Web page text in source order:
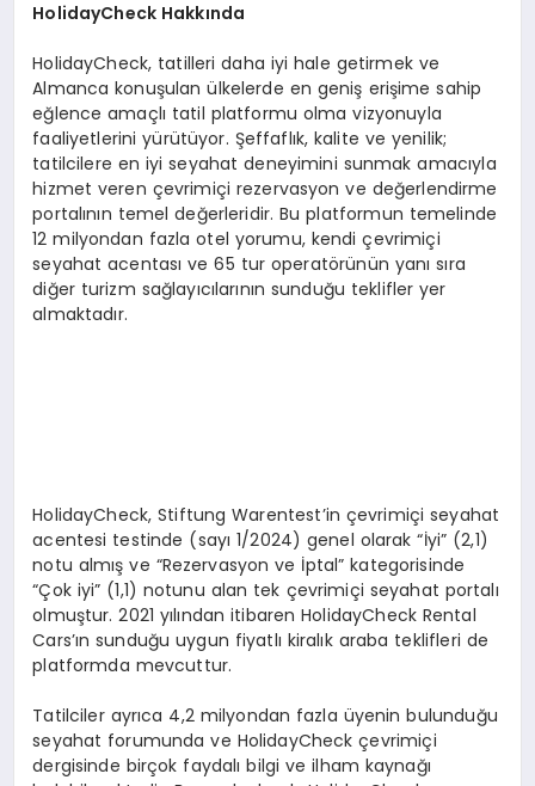
HolidayCheck Hakkında
HolidayCheck, tatilleri daha iyi hale getirmek ve
Almanca konuşulan ülkelerde en geniş erişime sahip
eğlence amaçlı tatil platformu olma vizyonuyla
faaliyetlerini yürütüyor. Şeffaflık, kalite ve yenilik;
tatilcilere en iyi seyahat deneyimini sunmak amacıyla
hizmet veren çevrimiçi rezervasyon ve değerlendirme
portalının temel değerleridir. Bu platformun temelinde
12 milyondan fazla otel yorumu, kendi çevrimiçi
seyahat acentası ve 65 tur operatörünün yanı sıra
diğer turizm sağlayıcılarının sunduğu teklifler yer
almaktadır.
HolidayCheck, Stiftung Warentest’in çevrimiçi seyahat
acentesi testinde (sayı 1/2024) genel olarak “İyi” (2,1)
notu almış ve “Rezervasyon ve İptal” kategorisinde
“Çok iyi” (1,1) notunu alan tek çevrimiçi seyahat portalı
olmuştur. 2021 yılından itibaren HolidayCheck Rental
Cars’ın sunduğu uygun fiyatlı kiralık araba teklifleri de
platformda mevcuttur.
Tatilciler ayrıca 4,2 milyondan fazla üyenin bulunduğu
seyahat forumunda ve HolidayCheck çevrimiçi
dergisinde birçok faydalı bilgi ve ilham kaynağı